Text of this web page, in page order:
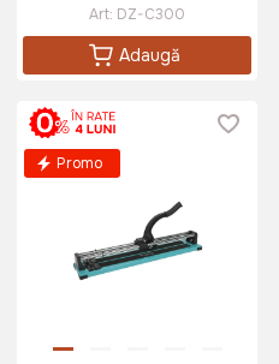
Art: DZ-C300
Adaugă
Promo